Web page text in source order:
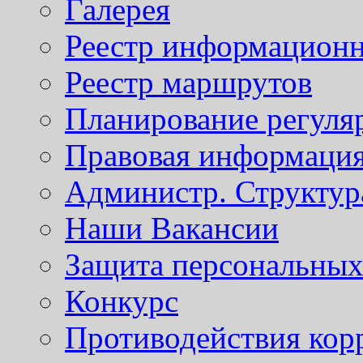
Галерея
Реестр
Реестр маршрутов
Планирование
Правовая
Администр.
Наши Вакансии
Защита
Конкурс
Противодействия